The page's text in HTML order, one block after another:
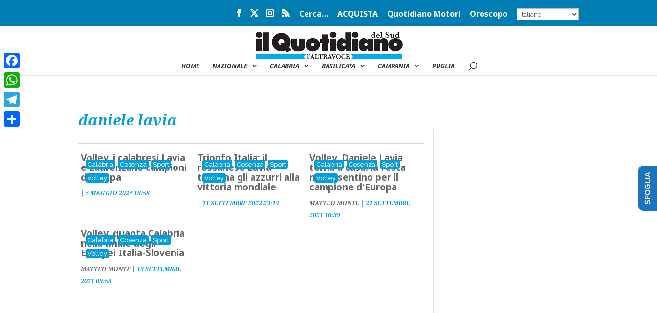
Cerca… ACQUISTA Quotidiano Motori Oroscopo
HOME NAZIONALE CALABRIA BASILICATA CAMPANIA PUGLIA
daniele lavia
Calabria Cosenza
Sport
Volley
Volley, i calabresi Lavia
e Laurenzano campioni
d'Europa
| 5 MAGGIO 2024 18:58
Calabria Cosenza
Sport
Volley
Trionfo Italia: il
rossanese Lavia
trascina gli azzurri alla
vittoria mondiale
|11 SETTEMBRE 2022 23:14
Calabria Cosenza
Sport
Volley
Volley, Daniele Lavia
torna a casa: la festa
nel Cosentino per il
campione d'Europa
MATTEO MONTE |21 SETTEMBRE
2021 16:39
Calabria Cosenza
Sport
Volley
Volley, quanta Calabria
nella finale degli
Europei Italia-Slovenia
MATTEO MONTE | 19 SETTEMBRE
2021 09:58
Facebook
WhatsApp
Telegram
SFOGLIA